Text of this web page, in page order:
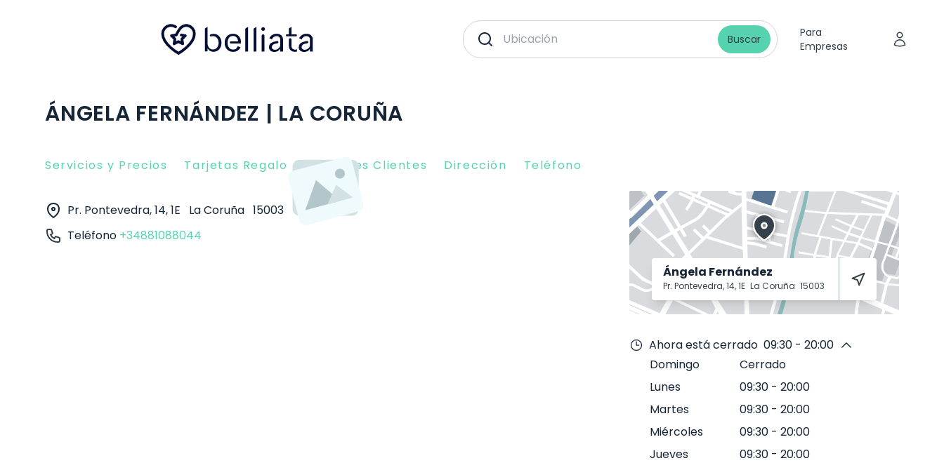
Buscar
Para
Empresas
ÁNGELA FERNÁNDEZ | LA CORUÑA
Servicios y Precios Tarjetas Regalo Opiniones Clientes Dirección Teléfono
Pr. Pontevedra, 14, 1E La Coruña 15003
Teléfono +34881088044
Ángela Fernández
Pr. Pontevedra, 14, 1E La Coruña 15003
Ahora está cerrado 09:30 - 20:00
Domingo
Cerrado
Lunes
09:30 - 20:00
Martes
09:30 - 20:00
Miércoles
09:30 - 20:00
Jueves
09:30 - 20:00